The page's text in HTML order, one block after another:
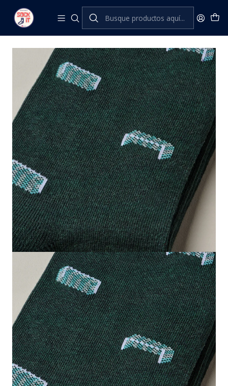
Inicio The London Sock Exchange Sporting Heroes
THE GOAL